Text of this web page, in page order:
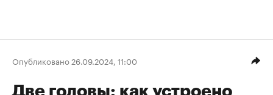
Опубликовано 26.09.2024, 11:00
Две головы: как устроено